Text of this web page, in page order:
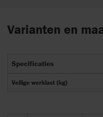
Varianten en
Specificaties
Veilige werklast (kg)